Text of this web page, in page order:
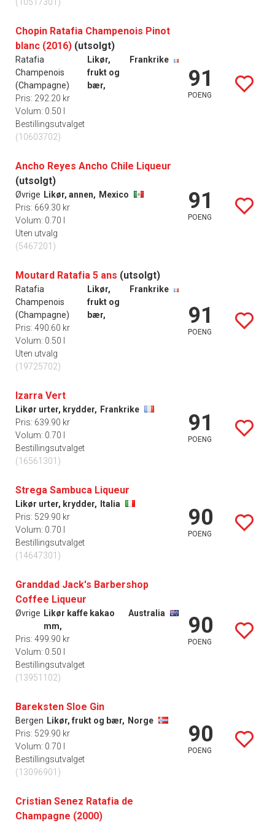
Chopin Ratafia Champenois Pinot
blanc (2016) (utsolgt)
Ratafia
Champenois
(Champagne)
Likør,
frukt og
bær,
Frankrike
Pris: 292.20 kr
Volum: 0.50 l
Bestillingsutvalget
(10603702)
91
POENG
Ancho Reyes Ancho Chile Liqueur
(utsolgt)
Øvrige Likør, annen, Mexico
Pris: 669.30 kr
Volum: 0.70 l
Uten utvalg
(5467201)
91
POENG
Moutard Ratafia 5 ans (utsolgt)
Ratafia
Champenois
(Champagne)
Likør,
frukt og
bær,
Frankrike
Pris: 490.60 kr
Volum: 0.50 l
Uten utvalg
(19725702)
91
POENG
Izarra Vert
Likør urter, krydder, Frankrike
Pris: 639.90 kr
Volum: 0.70 l
Bestillingsutvalget
(16561301)
91
POENG
Strega Sambuca Liqueur
Likør urter, krydder,
Italia
Pris: 529.90 kr
Volum: 0.70 l
Bestillingsutvalget
(14647301)
90
POENG
Granddad Jack's Barbershop
Coffee Liqueur
Øvrige Likør kaffe kakao
mm,
Australia
Pris: 499.90 kr
Volum: 0.50 l
Bestillingsutvalget
(13951102)
90
POENG
Bareksten Sloe Gin
Bergen Likør, frukt og bær, Norge
Pris: 529.90 kr
Volum: 0.70 l
Bestillingsutvalget
(13096901)
90
POENG
Cristian Senez Ratafia de
Champagne (2000)